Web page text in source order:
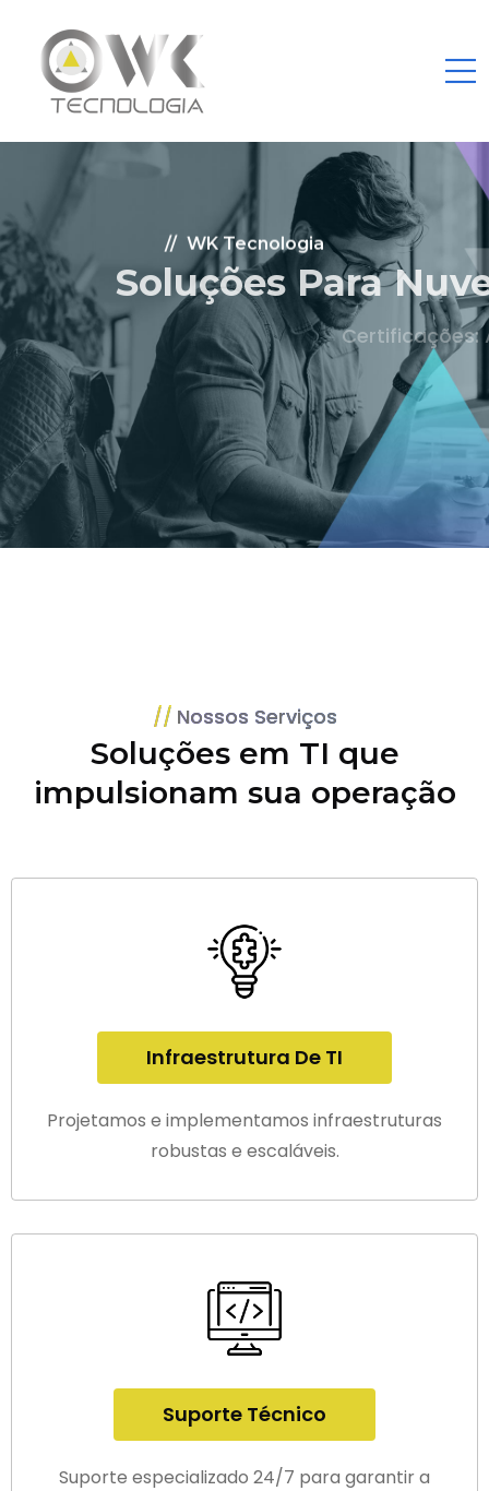
WK Tecnologia
Soluções Para Nuvem.
Certificações: AWS Partner, Microsoft Gold
Fale Conosco
Nossos Serviços
Soluções em TI que
impulsionam sua operação
Infraestrutura De TI
Projetamos e implementamos infraestruturas
robustas e escaláveis.
Suporte Técnico
Suporte especializado 24/7 para garantir a